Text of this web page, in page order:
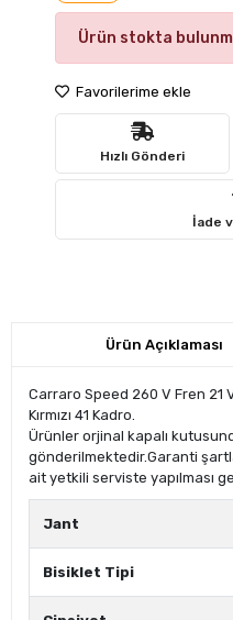
Ürün stokta
Favorilerime ekle
Hızlı Gönderi
İade
Ürün Açıklaması
Carraro Speed 260 V Fren 21
Kırmızı 41 Kadro.
Ürünler orjinal kapalı
gönderilmektedir.Garanti
ait yetkili serviste yapılması
Jant
Bisiklet Tipi